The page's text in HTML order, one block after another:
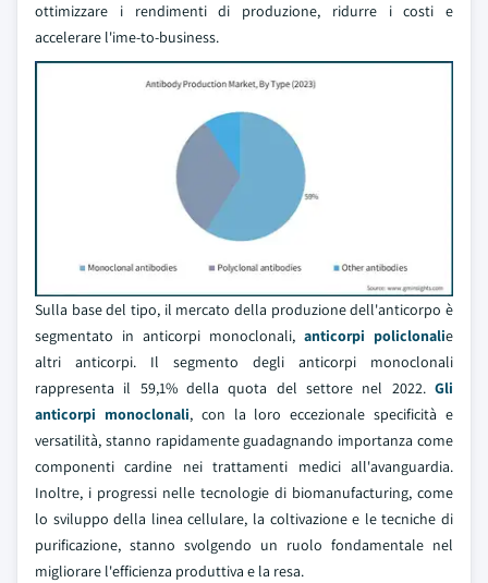
ottimizzare i rendimenti di produzione, ridurre i costi e
accelerare l'ime-to-business.
Sulla base del tipo, il mercato della produzione dell'anticorpo è
segmentato in anticorpi monoclonali, anticorpi policlonalie
altri anticorpi. Il segmento degli anticorpi monoclonali
rappresenta il 59,1% della quota del settore nel 2022. Gli
anticorpi monoclonali, con la loro eccezionale specificità e
versatilità, stanno rapidamente guadagnando importanza come
componenti cardine nei trattamenti medici all'avanguardia.
Inoltre, i progressi nelle tecnologie di biomanufacturing, come
lo sviluppo della linea cellulare, la coltivazione e le tecniche di
purificazione, stanno svolgendo un ruolo fondamentale nel
migliorare l'efficienza produttiva e la resa.